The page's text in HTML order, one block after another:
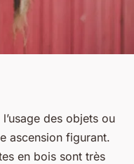
mur endes objets ou
ascension figurant.
en bois sont très